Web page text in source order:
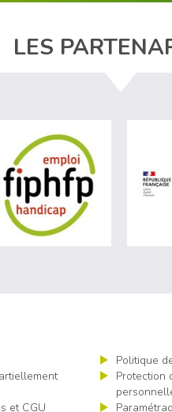
LES
(nouvelle fenêtre)
site de Agefiph (nouvelle fenêtre)
visiter les
et CGU
Politique
Protection